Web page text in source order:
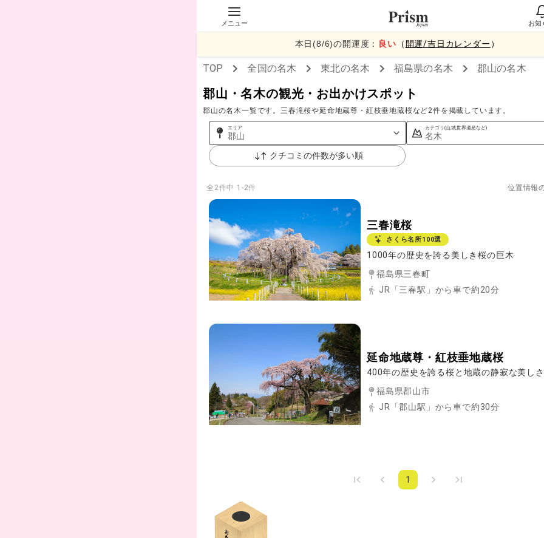
メニュー お
本日(8/6)の開運度： 良い （ 開運/吉日カレンダー ）
TOP 全国の名木 東北の名木 福島県の名木 郡山の名木
郡山・名木の観光・お出かけスポット
郡山の名木一覧です。三春滝桜や延命地蔵尊・紅枝垂地蔵桜など2件を掲載しています。
エリア
郡山
カテゴリ(山,城,世界遺産など)
名木
クチコミの件数が多い順
全 2件中 1-2件 位置情報
三春滝桜
さくら名所100選
1000年の歴史を誇る美しき桜の巨木
福島県三春町
JR「三春駅」から車で約20分
延命地蔵尊・紅枝垂地蔵桜
400年の歴史を誇る桜と地蔵の静寂な美しさ
福島県郡山市
JR「郡山駅」から車で約30分
1